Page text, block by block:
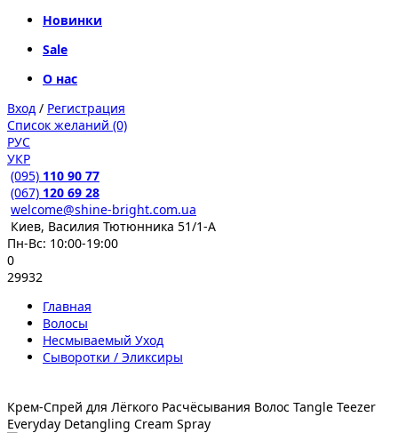
Новинки
Sale
О нас
Вход / Регистрация
Список желаний (0)
РУС
УКР
(095) 110 90 77
(067) 120 69 28
welcome@shine-bright.com.ua
Киев, Василия Тютюнника 51/1-А
Пн-Вс: 10:00-19:00
0
29932
Главная
Волосы
Несмываемый Уход
Сыворотки / Эликсиры
Крем-Спрей для Лёгкого Расчёсывания Волос Tangle Teezer
Everyday Detangling Cream Spray